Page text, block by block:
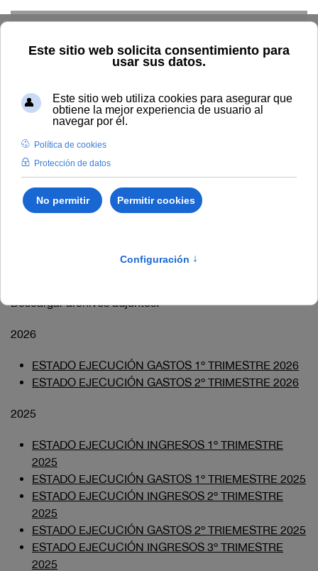
Conócenos Institucional Personal Académica Alumnado
Resultados
Inicio Transparencia Económica
presupuestaria
Ejecución presupuestaria
Descargar archivos adjuntos:
2026
ESTADO EJECUCIÓN GASTOS 1º TRIMESTRE 2026
ESTADO EJECUCIÓN GASTOS 2º TRIMESTRE 2026
2025
ESTADO EJECUCIÓN INGRESOS 1º TRIMESTRE
2025
ESTADO EJECUCIÓN GASTOS 1º TRIEMESTRE 2025
ESTADO EJECUCIÓN INGRESOS 2º TRIMESTRE
2025
ESTADO EJECUCIÓN GASTOS 2º TRIEMESTRE 2025
ESTADO EJECUCIÓN INGRESOS 3º TRIMESTRE
2025